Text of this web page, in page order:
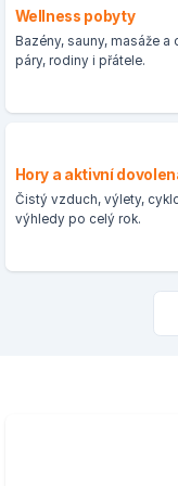
Wellness pobyty
Bazény, sauny, masáže
páry, rodiny i přátele.
Hory a aktivní
Čistý vzduch, výlety,
výhledy po celý rok.